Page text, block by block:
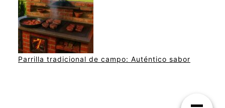
Parrilla tradicional de campo: Auténtico sabor